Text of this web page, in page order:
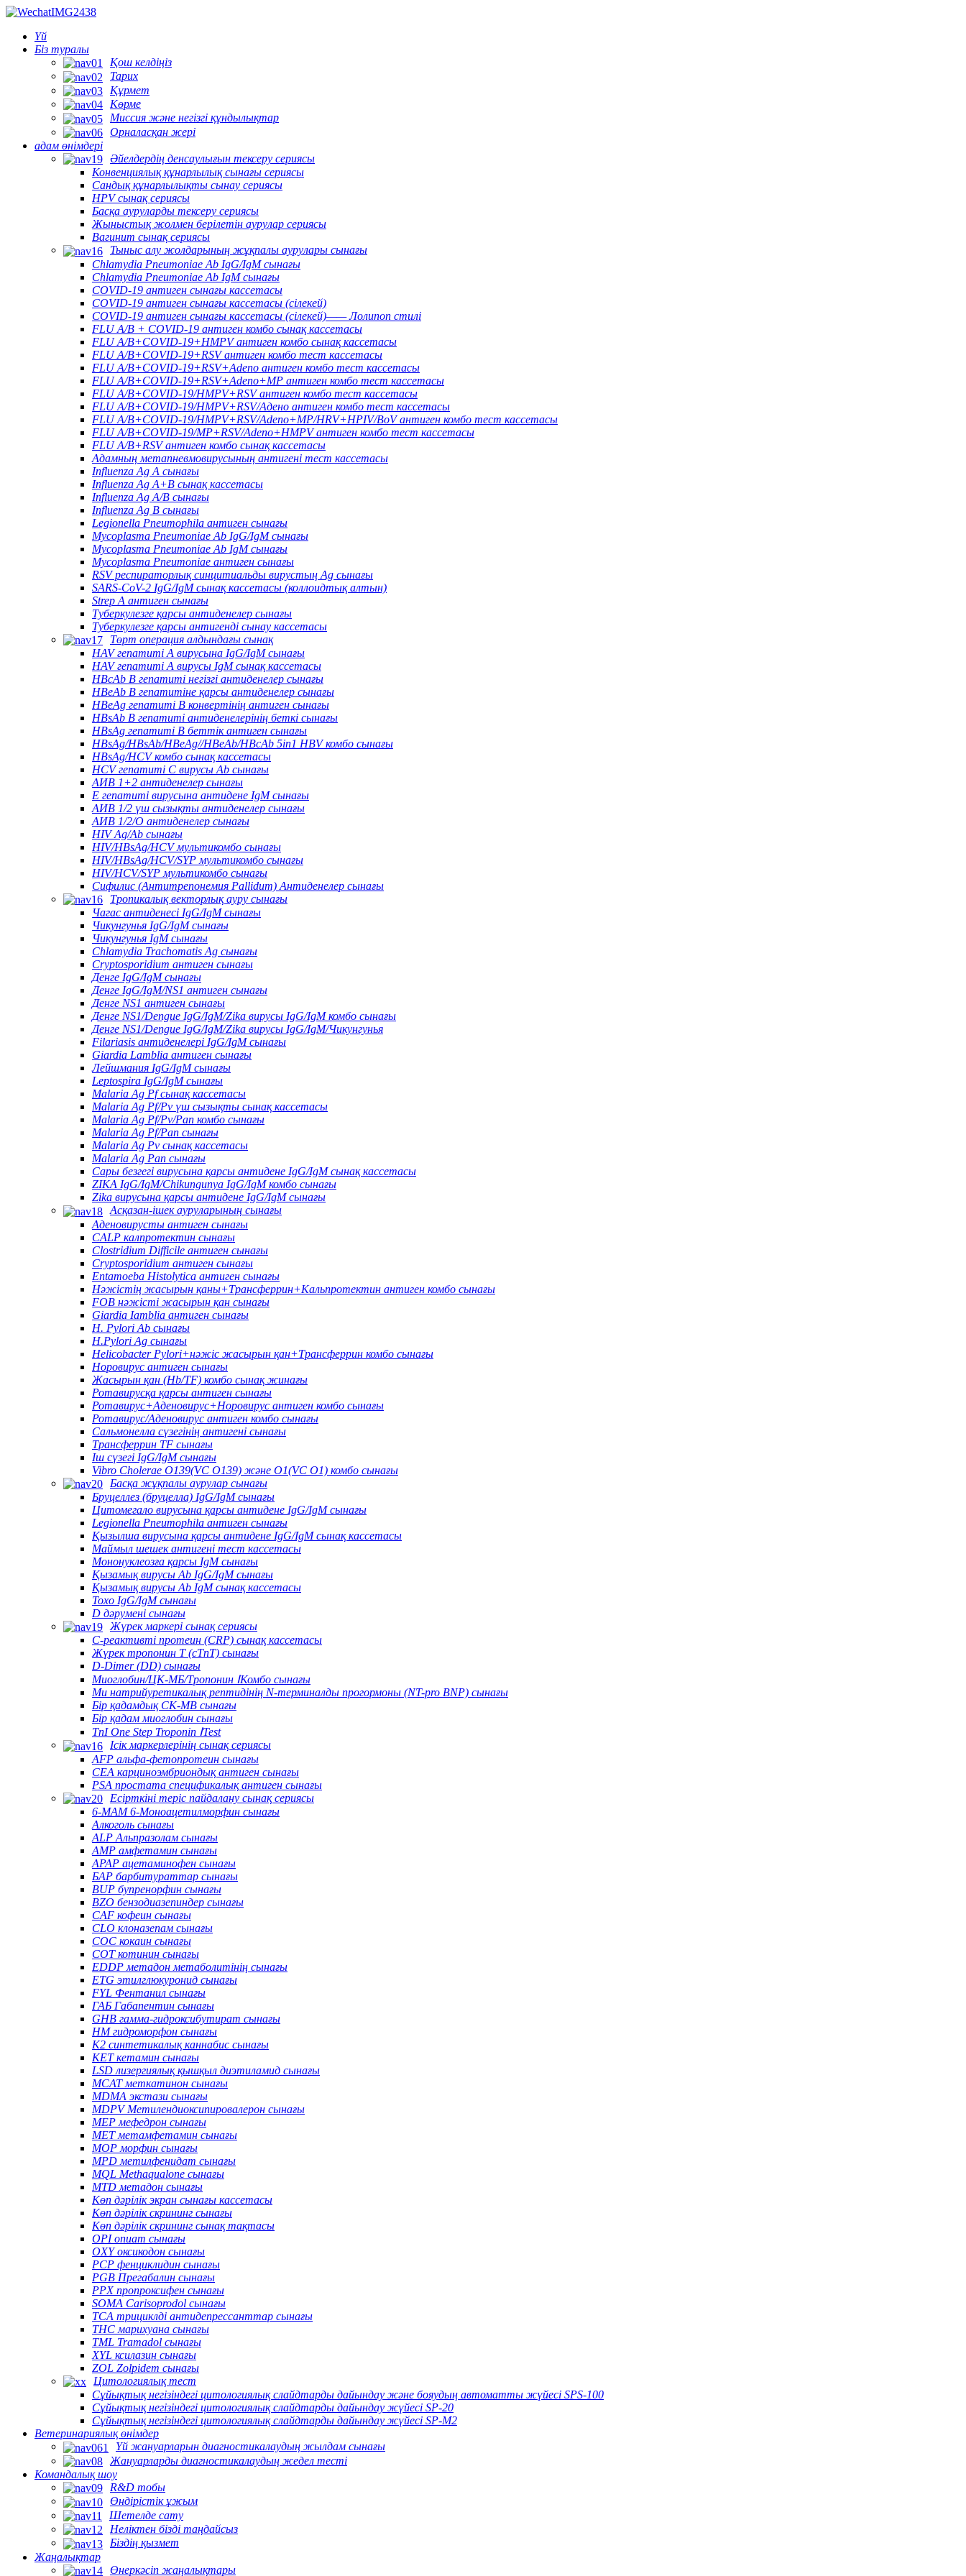
Үй
Біз туралы
Қош келдіңіз
Тарих
Құрмет
Көрме
Миссия және негізгі құндылықтар
Орналасқан жері
адам өнімдері
Әйелдердің денсаулығын тексеру сериясы
Конвенциялық құнарлылық сынағы сериясы
Сандық құнарлылықты сынау сериясы
HPV сынақ сериясы
Басқа ауруларды тексеру сериясы
Жыныстық жолмен берілетін аурулар сериясы
Вагинит сынақ сериясы
Тыныс алу жолдарының жұқпалы аурулары сынағы
Chlamydia Pneumoniae Ab IgG/IgM сынағы
Chlamydia Pneumoniae Ab IgM сынағы
COVID-19 антиген сынағы кассетасы
COVID-19 антиген сынағы кассетасы (сілекей)
COVID-19 антиген сынағы кассетасы (сілекей)—— Лолипоп стилі
FLU A/B + COVID-19 антиген комбо сынақ кассетасы
FLU A/B+COVID-19+HMPV антиген комбо сынақ кассетасы
FLU A/B+COVID-19+RSV антиген комбо тест кассетасы
FLU A/B+COVID-19+RSV+Adeno антиген комбо тест кассетасы
FLU A/B+COVID-19+RSV+Adeno+MP антиген комбо тест кассетасы
FLU A/B+COVID-19/HMPV+RSV антиген комбо тест кассетасы
FLU A/B+COVID-19/HMPV+RSV/Адено антиген комбо тест кассетасы
FLU A/B+COVID-19/HMPV+RSV/Adeno+MP/HRV+HPIV/BoV антиген комбо тест кассетасы
FLU A/B+COVID-19/MP+RSV/Adeno+HMPV антиген комбо тест кассетасы
FLU A/B+RSV антиген комбо сынақ кассетасы
Адамның метапневмовирусының антигені тест кассетасы
Influenza Ag A сынағы
Influenza Ag A+B сынақ кассетасы
Influenza Ag A/B сынағы
Influenza Ag B сынағы
Legionella Pneumophila антиген сынағы
Mycoplasma Pneumoniae Ab IgG/IgM сынағы
Mycoplasma Pneumoniae Ab IgM сынағы
Mycoplasma Pneumoniae антиген сынағы
RSV респираторлық синцитиальды вирустың Ag сынағы
SARS-CoV-2 IgG/IgM сынақ кассетасы (коллоидтық алтын)
Strep A антиген сынағы
Туберкулезге қарсы антиденелер сынағы
Туберкулезге қарсы антигенді сынау кассетасы
Төрт операция алдындағы сынақ
HAV гепатиті А вирусына IgG/IgM сынағы
HAV гепатиті А вирусы IgM сынақ кассетасы
HBcAb В гепатиті негізгі антиденелер сынағы
HBeAb В гепатитіне қарсы антиденелер сынағы
HBeAg гепатиті В конвертінің антиген сынағы
HBsAb В гепатиті антиденелерінің беткі сынағы
HBsAg гепатиті В беттік антиген сынағы
HBsAg/HBsAb/HBeAg//HBeAb/HBcAb 5in1 HBV комбо сынағы
HBsAg/HCV комбо сынақ кассетасы
HCV гепатиті С вирусы Ab сынағы
АИВ 1+2 антиденелер сынағы
Е гепатиті вирусына антидене IgM сынағы
АИВ 1/2 үш сызықты антиденелер сынағы
АИВ 1/2/О антиденелер сынағы
HIV Ag/Ab сынағы
HIV/HBsAg/HCV мультикомбо сынағы
HIV/HBsAg/HCV/SYP мультикомбо сынағы
HIV/HCV/SYP мультикомбо сынағы
Сифилис (Антитрепонемия Pallidum) Антиденелер сынағы
Тропикалық векторлық ауру сынағы
Чагас антиденесі IgG/IgM сынағы
Чикунгунья IgG/IgM сынағы
Чикунгунья IgM сынағы
Chlamydia Trachomatis Ag сынағы
Cryptosporidium антиген сынағы
Денге IgG/IgM сынағы
Денге IgG/IgM/NS1 антиген сынағы
Денге NS1 антиген сынағы
Денге NS1/Dengue IgG/IgM/Zika вирусы IgG/IgM комбо сынағы
Денге NS1/Dengue IgG/IgM/Zika вирусы IgG/IgM/Чикунгунья
Filariasis антиденелері IgG/IgM сынағы
Giardia Lamblia антиген сынағы
Лейшмания IgG/IgM сынағы
Leptospira IgG/IgM сынағы
Malaria Ag Pf сынақ кассетасы
Malaria Ag Pf/Pv үш сызықты сынақ кассетасы
Malaria Ag Pf/Pv/Pan комбо сынағы
Malaria Ag Pf/Pan сынағы
Malaria Ag Pv сынақ кассетасы
Malaria Ag Pan сынағы
Сары безгегі вирусына қарсы антидене IgG/IgM сынақ кассетасы
ZIKA IgG/IgM/Chikungunya IgG/IgM комбо сынағы
Zika вирусына қарсы антидене IgG/IgM сынағы
Асқазан-ішек ауруларының сынағы
Аденовирусты антиген сынағы
CALP калпротектин сынағы
Clostridium Difficile антиген сынағы
Cryptosporidium антиген сынағы
Entamoeba Histolytica антиген сынағы
Нәжістің жасырын қаны+Трансферрин+Кальпротектин антиген комбо сынағы
FOB нәжісті жасырын қан сынағы
Giardia Iamblia антиген сынағы
H. Pylori Ab сынағы
H.Pylori Ag сынағы
Helicobacter Pylori+нәжіс жасырын қан+Трансферрин комбо сынағы
Норовирус антиген сынағы
Жасырын қан (Hb/TF) комбо сынақ жинағы
Ротавирусқа қарсы антиген сынағы
Ротавирус+Аденовирус+Норовирус антиген комбо сынағы
Ротавирус/Аденовирус антиген комбо сынағы
Сальмонелла сүзегінің антигені сынағы
Трансферрин TF сынағы
Іш сүзегі IgG/IgM сынағы
Vibro Cholerae O139(VC O139) және O1(VC O1) комбо сынағы
Басқа жұқпалы аурулар сынағы
Бруцеллез (бруцелла) IgG/IgM сынағы
Цитомегало вирусына қарсы антидене IgG/IgM сынағы
Legionella Pneumophila антиген сынағы
Қызылша вирусына қарсы антидене IgG/IgM сынақ кассетасы
Маймыл шешек антигені тест кассетасы
Мононуклеозға қарсы IgM сынағы
Қызамық вирусы Ab IgG/IgM сынағы
Қызамық вирусы Ab IgM сынақ кассетасы
Toxo IgG/IgM сынағы
D дәрумені сынағы
Жүрек маркері сынақ сериясы
C-реактивті протеин (CRP) сынақ кассетасы
Жүрек тропонин T (cTnT) сынағы
D-Dimer (DD) сынағы
Миоглобин/ЦК-МБ/Тропонин ⅠКомбо сынағы
Ми натрийуретикалық рептидінің N-терминалды прогормоны (NT-pro BNP) сынағы
Бір қадамдық CK-MB сынағы
Бір қадам миоглобин сынағы
TnI One Step Troponin ⅠTest
Ісік маркерлерінің сынақ сериясы
AFP альфа-фетопротеин сынағы
CEA карциноэмбриондық антиген сынағы
PSA простата спецификалық антиген сынағы
Есірткіні теріс пайдалану сынақ сериясы
6-MAM 6-Моноацетилморфин сынағы
Алкоголь сынағы
ALP Альпразолам сынағы
AMP амфетамин сынағы
APAP ацетаминофен сынағы
БАР барбитураттар сынағы
BUP бупренорфин сынағы
BZO бензодиазепиндер сынағы
CAF кофеин сынағы
CLO клоназепам сынағы
COC кокаин сынағы
COT котинин сынағы
EDDP метадон метаболитінің сынағы
ETG этилглюкуронид сынағы
FYL Фентанил сынағы
ГАБ Габапентин сынағы
GHB гамма-гидроксибутират сынағы
HM гидроморфон сынағы
K2 синтетикалық каннабис сынағы
KET кетамин сынағы
LSD лизергиялық қышқыл диэтиламид сынағы
MCAT меткатинон сынағы
MDMA экстази сынағы
MDPV Метилендиоксипировалерон сынағы
MEP мефедрон сынағы
MET метамфетамин сынағы
MOP морфин сынағы
MPD метилфенидат сынағы
MQL Methaqualone сынағы
MTD метадон сынағы
Көп дәрілік экран сынағы кассетасы
Көп дәрілік скрининг сынағы
Көп дәрілік скрининг сынақ тақтасы
OPI опиат сынағы
OXY оксикодон сынағы
PCP фенциклидин сынағы
PGB Прегабалин сынағы
PPX пропроксифен сынағы
SOMA Carisoprodol сынағы
TCA трициклді антидепрессанттар сынағы
THC марихуана сынағы
TML Tramadol сынағы
XYL ксилазин сынағы
ZOL Zolpidem сынағы
Цитологиялық тест
Сұйықтық негізіндегі цитологиялық слайдтарды дайындау және бояудың автоматты жүйесі SPS-100
Сұйықтық негізіндегі цитологиялық слайдтарды дайындау жүйесі SP-20
Сұйықтық негізіндегі цитологиялық слайдтарды дайындау жүйесі SP-M2
Ветеринариялық өнімдер
Үй жануарларын диагностикалаудың жылдам сынағы
Жануарларды диагностикалаудың жедел тесті
Командалық шоу
R&D тобы
Өндірістік ұжым
Шетелде сату
Неліктен бізді таңдайсыз
Біздің қызмет
Жаңалықтар
Өнеркәсіп жаңалықтары